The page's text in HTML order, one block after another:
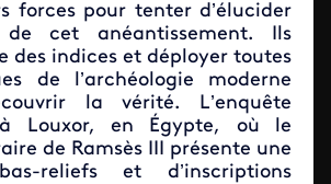
forces pour tenter d’élucider
cet anéantissement. Ils
des indices et déployer toutes
de l’archéologie moderne
la vérité. L’enquête
Louxor, en Égypte, où le
de Ramsès III présente une
reliefs et d’inscriptions